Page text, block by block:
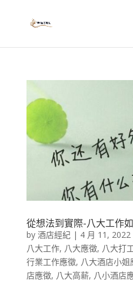
從想法到實際-八大工作
by 酒店經紀 | 4 月 11, 2022
八大工作, 八大應徵, 八大打
行業工作應徵, 八大酒店小姐
店應徵, 八大高薪, 八小酒店